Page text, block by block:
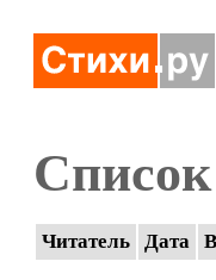
Читатель Дата